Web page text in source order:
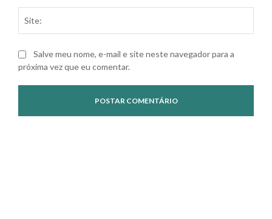
Salve meu nome, e-mail e site neste navegador para a
próxima vez que eu comentar.